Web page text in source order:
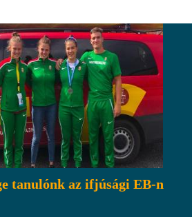
tanulónk az ifjúsági EB-n